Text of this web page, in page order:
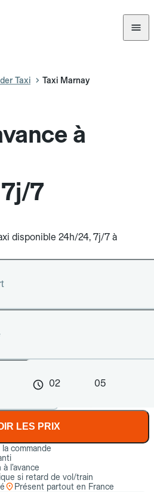
Taxi Taxi Marnay
à
7
disponible 24h/24, 7j/7 à
02 05
LES PRIX
commande
l’avance
si retard de vol/train
Présent partout en France